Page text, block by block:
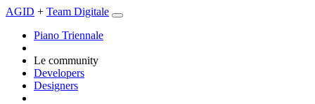
AGID + Team Digitale
Piano Triennale
Le community
Developers
Designers